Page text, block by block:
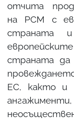
отчита
на РСМ с
страната
страната да
ЕС, както и